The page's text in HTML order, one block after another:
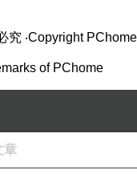
"!這間位於恆春中
很多當地的人會吃的
店.叫"伯虎在二樓".
虎"!哈哈有幽默唷...
究 ‧Copyright PChome
of PChome
章